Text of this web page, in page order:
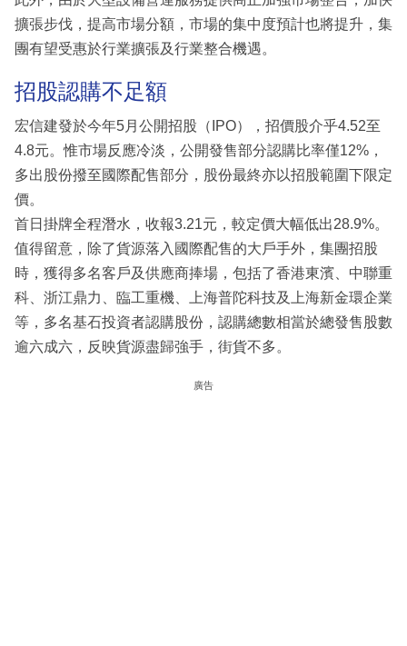
擴張步伐，提高市場分額，市場的集中度預計也將提升，集
團有望受惠於行業擴張及行業整合機遇。
招股認購不足額
宏信建發於今年5月公開招股（IPO），招價股介乎4.52至
4.8元。惟市場反應冷淡，公開發售部分認購比率僅12%，
多出股份撥至國際配售部分，股份最終亦以招股範圍下限定
價。
首日掛牌全程潛水，收報3.21元，較定價大幅低出28.9%。
值得留意，除了貨源落入國際配售的大戶手外，集團招股
時，獲得多名客戶及供應商捧場，包括了香港東濱、中聯重
科、浙江鼎力、臨工重機、上海普陀科技及上海新金環企業
等，多名基石投資者認購股份，認購總數相當於總發售股數
逾六成六，反映貨源盡歸強手，街貨不多。
廣告